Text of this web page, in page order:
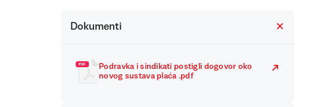
Dokumenti
Podravka i sindikati postigli dogovor oko
novog sustava plaća .pdf